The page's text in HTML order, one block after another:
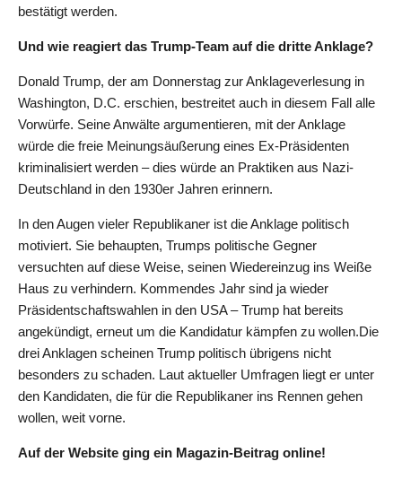
bestätigt werden.
Und wie reagiert das Trump-Team auf die dritte Anklage?
Donald Trump, der am Donnerstag zur Anklageverlesung in
Washington, D.C. erschien, bestreitet auch in diesem Fall alle
Vorwürfe. Seine Anwälte argumentieren, mit der Anklage
würde die freie Meinungsäußerung eines Ex-Präsidenten
kriminalisiert werden – dies würde an Praktiken aus Nazi-
Deutschland in den 1930er Jahren erinnern.
In den Augen vieler Republikaner ist die Anklage politisch
motiviert. Sie behaupten, Trumps politische Gegner
versuchten auf diese Weise, seinen Wiedereinzug ins Weiße
Haus zu verhindern. Kommendes Jahr sind ja wieder
Präsidentschaftswahlen in den USA – Trump hat bereits
angekündigt, erneut um die Kandidatur kämpfen zu wollen.Die
drei Anklagen scheinen Trump politisch übrigens nicht
besonders zu schaden. Laut aktueller Umfragen liegt er unter
den Kandidaten, die für die Republikaner ins Rennen gehen
wollen, weit vorne.
Auf der Website ging ein Magazin-Beitrag online!